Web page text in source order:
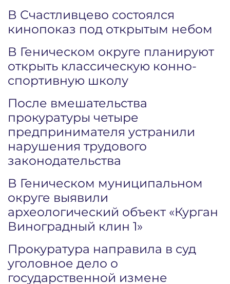
В Счастливцево состоялся
кинопоказ под открытым небом
В Геническом округе планируют
открыть классическую конно-
спортивную школу
После вмешательства
прокуратуры четыре
предпринимателя устранили
нарушения трудового
законодательства
В Геническом муниципальном
округе выявили
археологический объект «Курган
Виноградный клин 1»
Прокуратура направила в суд
уголовное дело о
государственной измене